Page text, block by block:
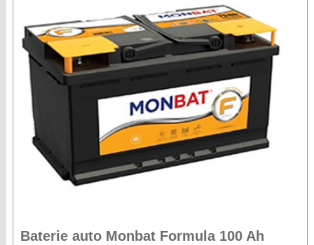
Baterie auto Monbat Formula 100 Ah